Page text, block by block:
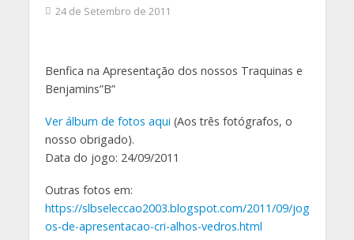
24 de Setembro de 2011
Benfica na Apresentação dos nossos Traquinas e
Benjamins”B”
Ver álbum de fotos aqui (Aos três fotógrafos, o
nosso obrigado).
Data do jogo: 24/09/2011
Outras fotos em:
https://slbseleccao2003.blogspot.com/2011/09/jog
os-de-apresentacao-cri-alhos-vedros.html